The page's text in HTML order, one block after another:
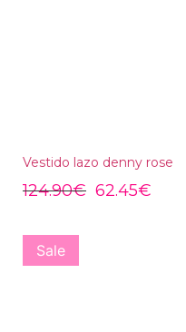
Vestido lazo denny rose
124.90€ 62.45€
Sale